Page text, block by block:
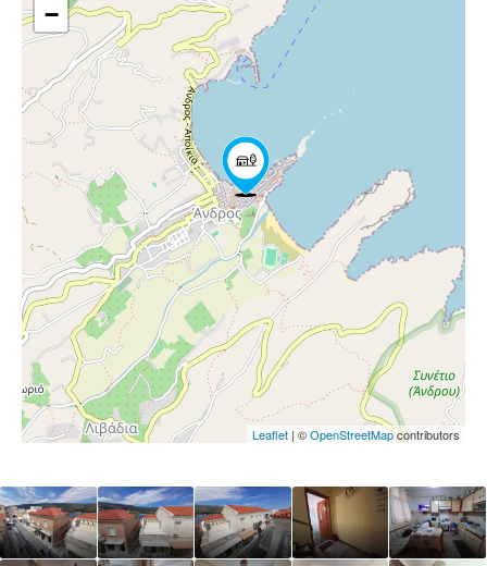
−
Leaflet | ©OpenStreetMapcontributors